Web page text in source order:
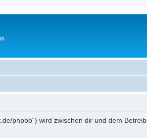
phpbb“) wird zwischen dir und dem